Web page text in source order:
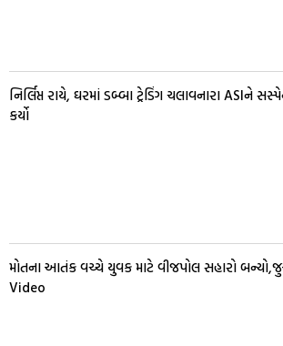
નિર્લિપ્ત રાયે, ઘરમાં ડબ્બા ટ્રેડિંગ ચલાવનારા ASIને
કર્યો
મોતના આતંક વચ્ચે યુવક માટે વીજપોલ સહારો
Video